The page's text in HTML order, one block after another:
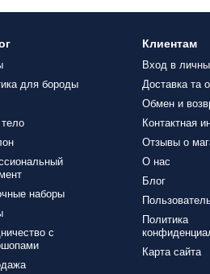
для бороды
наборы
с
Клиентам
Вход в
Доставка та
Обмен и
Контактная
Отзывы о
О нас
Блог
Политика
Карта сайта